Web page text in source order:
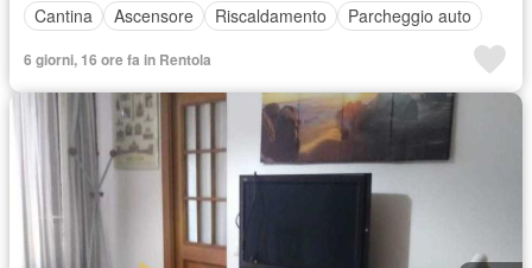
Cantina
Ascensore Riscaldamento Parcheggio auto
6 giorni, 16 ore fa in Rentola